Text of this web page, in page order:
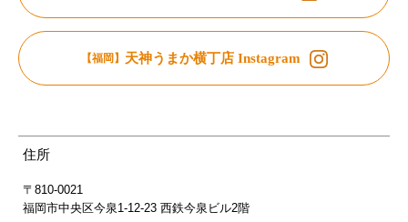
【福岡】 天神うまか横丁店 Instagram
住所
〒810-0021
福岡市中央区今泉1-12-23 西鉄今泉ビル2階